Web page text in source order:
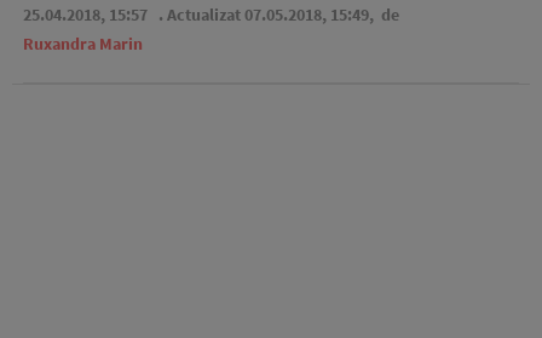
25.04.2018, 15:57 . Actualizat 07.05.2018, 15:49, de
Ruxandra Marin